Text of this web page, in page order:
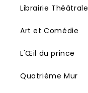
Librairie Théâtrale
Art et Comédie
L'Œil du prince
Quatrième Mur